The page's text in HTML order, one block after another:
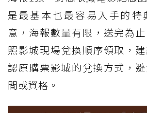
5. 秀泰影城：手持涼感電風扇
6. 秀泰影城：皮克斯球角色珍藏桶
是最基本也最容易入手的特
意，海報數量有限，送完為
照影城現場兌換順序領取，
認原購票影城的兌換方式，
間或資格。